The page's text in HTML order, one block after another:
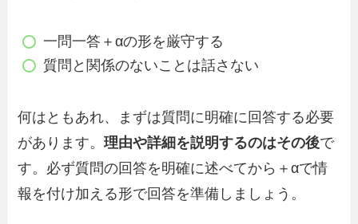
一問一答＋αの形を厳守する
質問と関係のないことは話さない
何はともあれ、まずは質問に明確に回答する必要
があります。理由や詳細を説明するのはその後で
す。必ず質問の回答を明確に述べてから＋αで情
報を付け加える形で回答を準備しましょう。